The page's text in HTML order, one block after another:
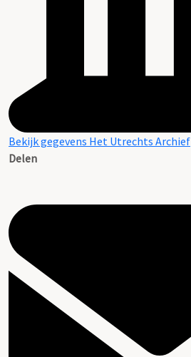
Bekijk gegevens Het Utrechts Archief
Delen